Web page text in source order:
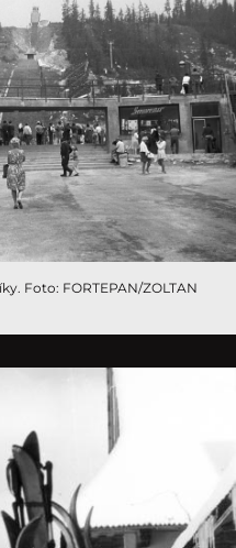
Foto: FORTEPAN/ZOLTAN